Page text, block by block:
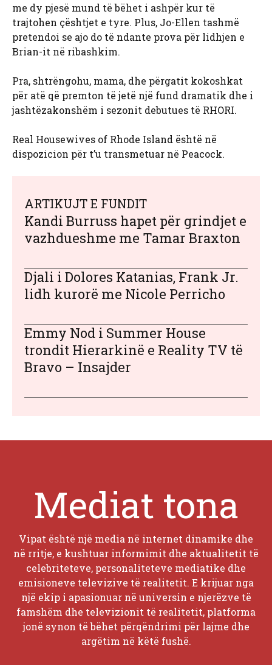
me dy pjesë mund të bëhet i ashpër kur të
trajtohen çështjet e tyre. Plus, Jo-Ellen tashmë
pretendoi se ajo do të ndante prova për lidhjen e
Brian-it në ribashkim.
Pra, shtrëngohu, mama, dhe përgatit kokoshkat
për atë që premton të jetë një fund dramatik dhe i
jashtëzakonshëm i sezonit debutues të RHORI.
Real Housewives of Rhode Island është në
dispozicion për t’u transmetuar në Peacock.
ARTIKUJT E FUNDIT
Kandi Burruss hapet për grindjet e
vazhdueshme me Tamar Braxton
Djali i Dolores Katanias, Frank Jr.
lidh kurorë me Nicole Perricho
Emmy Nod i Summer House
trondit Hierarkinë e Reality TV të
Bravo – Insajder
Mediat tona
Vipat është një media në internet dinamike dhe
në rritje, e kushtuar informimit dhe aktualitetit të
celebriteteve, personaliteteve mediatike dhe
emisioneve televizive të realitetit. E krijuar nga
një ekip i apasionuar në universin e njerëzve të
famshëm dhe televizionit të realitetit, platforma
jonë synon të bëhet përqëndrimi për lajme dhe
argëtim në këtë fushë.